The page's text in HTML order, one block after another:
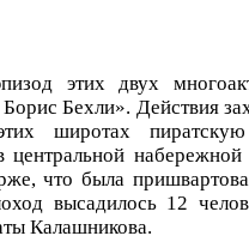
этих двух
Бехли». Действия
широтах
центральной
что была
высадилось 12
Калашникова.